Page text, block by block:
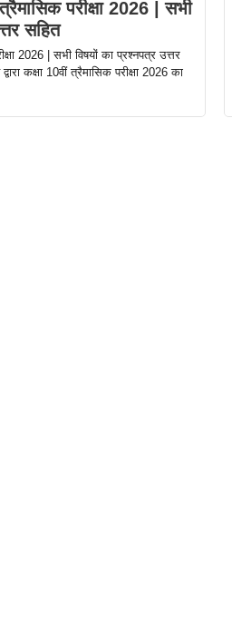
त्रैमासिक परीक्षा 2026 | सभी
सहित
2026 | सभी विषयों का प्रश्नपत्र उत्तर
द्वारा कक्षा 10वीं त्रैमासिक परीक्षा 2026 का